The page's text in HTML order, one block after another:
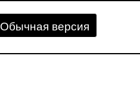
Обычная версия